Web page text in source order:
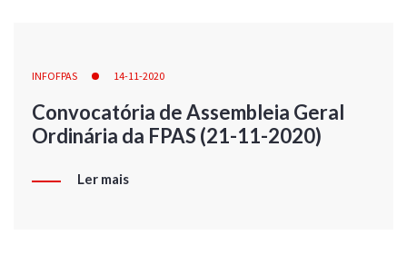
INFOFPAS 14-11-2020
Convocatória de Assembleia Geral
Ordinária da FPAS (21-11-2020)
Ler mais